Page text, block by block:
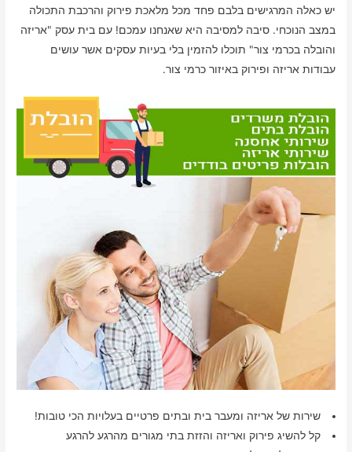
יש כאלה המרגישים בלבם פחד מכל מלאכת פירוק והרכבת התכולה
במצב הנוכחי. סיבה למסיבה היא שאנחנו עמכם! עם בית עסק "אריזה
והובלה בכרמי צור" תוכלו להזמין בלי בעיות עסקים אשר עושים
עבודות אריזה ופירוק באיזור כרמי צור.
שירות של אריזה ומעבר בית ובתים פרטיים בעלויות הכי טובות!
קל להשיג פירוק ואריזה והזזת בתי מגורים מהרגע להרגע